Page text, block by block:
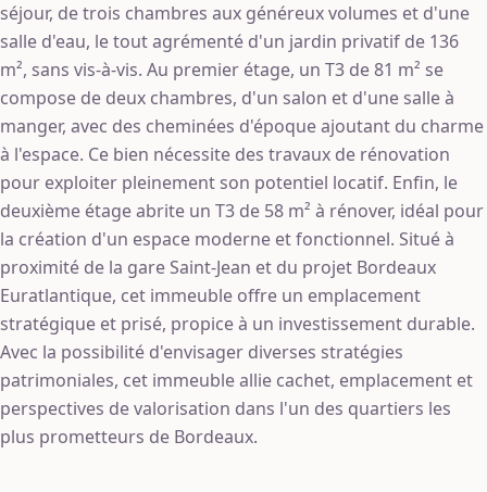
séjour, de trois chambres aux généreux volumes et d'une
salle d'eau, le tout agrémenté d'un jardin privatif de 136
m², sans vis-à-vis. Au premier étage, un T3 de 81 m² se
compose de deux chambres, d'un salon et d'une salle à
manger, avec des cheminées d'époque ajoutant du charme
à l'espace. Ce bien nécessite des travaux de rénovation
pour exploiter pleinement son potentiel locatif. Enfin, le
deuxième étage abrite un T3 de 58 m² à rénover, idéal pour
la création d'un espace moderne et fonctionnel. Situé à
proximité de la gare Saint-Jean et du projet Bordeaux
Euratlantique, cet immeuble offre un emplacement
stratégique et prisé, propice à un investissement durable.
Avec la possibilité d'envisager diverses stratégies
patrimoniales, cet immeuble allie cachet, emplacement et
perspectives de valorisation dans l'un des quartiers les
plus prometteurs de Bordeaux.